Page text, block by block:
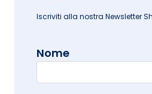
Iscriviti alla nostra Newsletter
Nome